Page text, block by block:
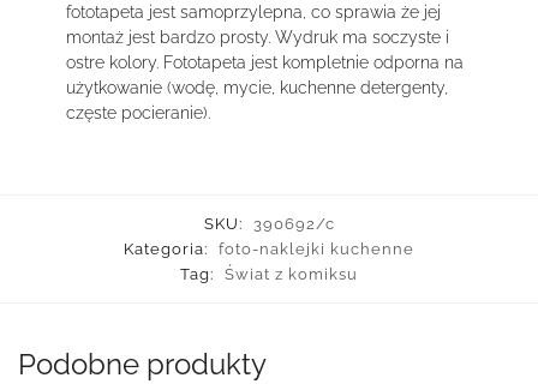
fototapeta jest samoprzylepna, co sprawia że jej
montaż jest bardzo prosty. Wydruk ma soczyste i
ostre kolory. Fototapeta jest kompletnie odporna na
użytkowanie (wodę, mycie, kuchenne detergenty,
częste pocieranie).
SKU:
390692/c
Kategoria:
foto-naklejki kuchenne
Tag:
Świat z komiksu
Podobne produkty